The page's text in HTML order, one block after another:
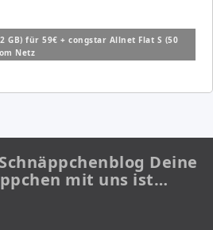
GB) für 59€ + congstar Allnet Flat S (50
Netz
Deine
mit uns ist…